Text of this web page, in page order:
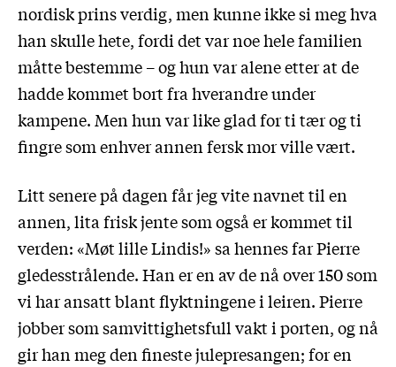
nordisk prins verdig, men kunne ikke si meg hva
han skulle hete, fordi det var noe hele familien
måtte bestemme – og hun var alene etter at de
hadde kommet bort fra hverandre under
kampene. Men hun var like glad for ti tær og ti
fingre som enhver annen fersk mor ville vært.
Litt senere på dagen får jeg vite navnet til en
annen, lita frisk jente som også er kommet til
verden: «Møt lille Lindis!» sa hennes far Pierre
gledesstrålende. Han er en av de nå over 150 som
vi har ansatt blant flyktningene i leiren. Pierre
jobber som samvittighetsfull vakt i porten, og nå
gir han meg den fineste julepresangen; for en